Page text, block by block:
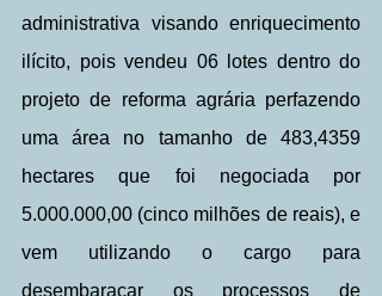
administrativa visando enriquecimento
ilícito, pois vendeu 06 lotes dentro do
projeto de reforma agrária perfazendo
uma área no tamanho de 483,4359
hectares que foi negociada por
5.000.000,00 (cinco milhões de reais), e
vem utilizando o cargo para
desembaraçar os processos de